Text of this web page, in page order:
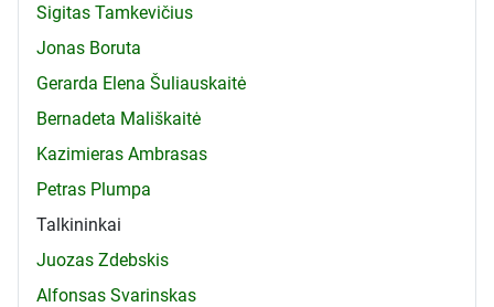
Sigitas Tamkevičius
Jonas Boruta
Gerarda Elena Šuliauskaitė
Bernadeta Mališkaitė
Kazimieras Ambrasas
Petras Plumpa
Talkininkai
Juozas Zdebskis
Alfonsas Svarinskas